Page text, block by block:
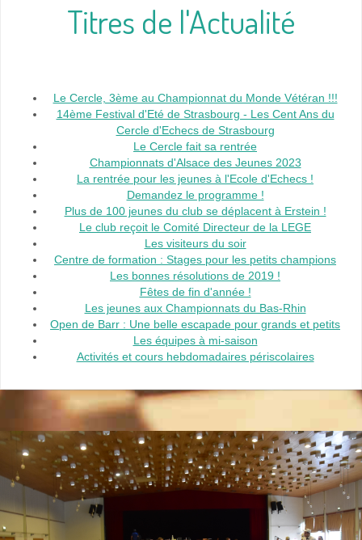
Titres de l'Actualité
Le Cercle, 3ème au Championnat du Monde Vétéran !!!
14ème Festival d'Eté de Strasbourg - Les Cent Ans du
Cercle d'Echecs de Strasbourg
Le Cercle fait sa rentrée
Championnats d'Alsace des Jeunes 2023
La rentrée pour les jeunes à l'Ecole d'Echecs !
Demandez le programme !
Plus de 100 jeunes du club se déplacent à Erstein !
Le club reçoit le Comité Directeur de la LEGE
Les visiteurs du soir
Centre de formation : Stages pour les petits champions
Les bonnes résolutions de 2019 !
Fêtes de fin d'année !
Les jeunes aux Championnats du Bas-Rhin
Open de Barr : Une belle escapade pour grands et petits
Les équipes à mi-saison
Activités et cours hebdomadaires périscolaires